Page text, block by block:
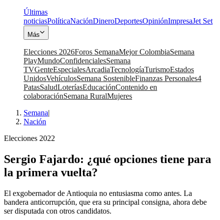
Últimas
noticiasPolíticaNaciónDineroDeportesOpiniónImpresaJet Set
Más
Elecciones 2026Foros SemanaMejor ColombiaSemana
PlayMundoConfidencialesSemana
TVGenteEspecialesArcadiaTecnologíaTurismoEstados
UnidosVehículosSemana SostenibleFinanzas Personales4
PatasSaludLoteríasEducaciónContenido en
colaboraciónSemana RuralMujeres
Semana|
Nación
Elecciones 2022
Sergio Fajardo: ¿qué opciones tiene para
la primera vuelta?
El exgobernador de Antioquia no entusiasma como antes. La
bandera anticorrupción, que era su principal consigna, ahora debe
ser disputada con otros candidatos.